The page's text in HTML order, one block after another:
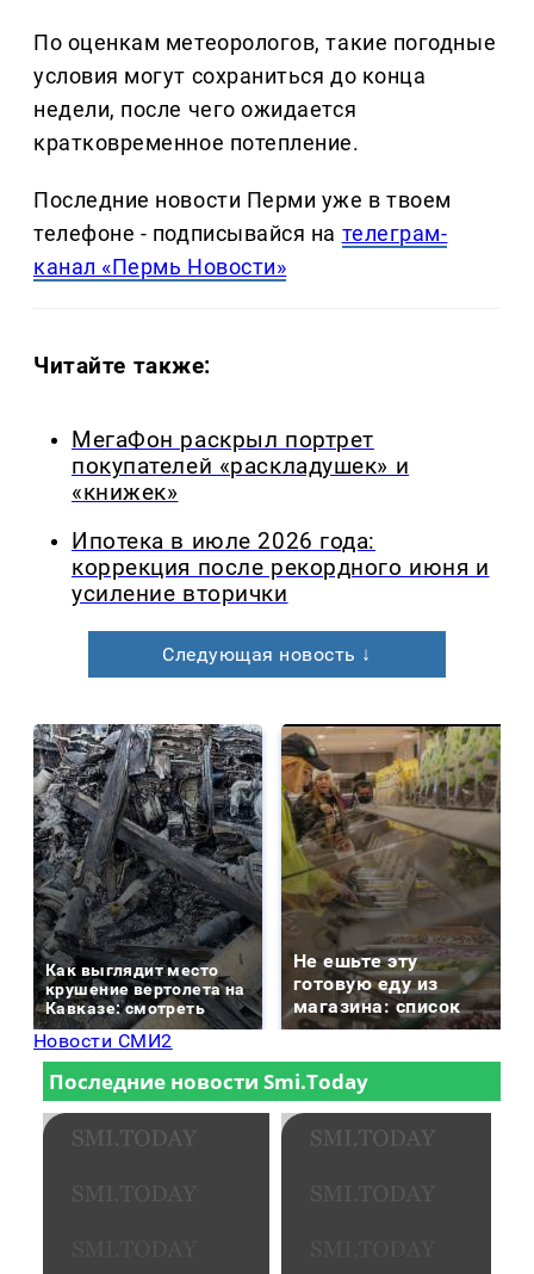
По оценкам метеорологов, такие погодные
условия могут сохраниться до конца
недели, после чего ожидается
кратковременное потепление.
Последние новости Перми уже в твоем
телефоне - подписывайся на телеграм-
канал «Пермь Новости»
Читайте также:
МегаФон раскрыл портрет
покупателей «раскладушек» и
«книжек»
Ипотека в июле 2026 года:
коррекция после рекордного июня и
усиление вторички
Следующая новость ↓
Как выглядит место
крушение вертолета на
Кавказе: смотреть
Не ешьте эту
готовую еду из
магазина: список
Новости СМИ2